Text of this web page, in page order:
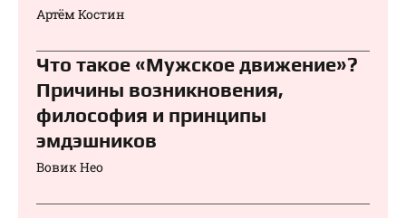
Артём Костин
Что такое «Мужское движение»?
Причины возникновения,
философия и принципы
эмдэшников
Вовик Нео